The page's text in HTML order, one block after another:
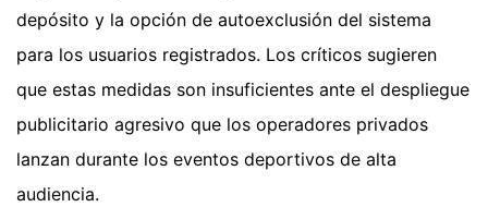
depósito y la opción de autoexclusión del sistema
para los usuarios registrados. Los críticos sugieren
que estas medidas son insuficientes ante el despliegue
publicitario agresivo que los operadores privados
lanzan durante los eventos deportivos de alta
audiencia.